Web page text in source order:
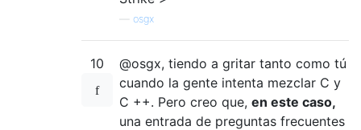
osgx
10
@osgx, tiendo a gritar tanto como tú
cuando la gente intenta mezclar C y
C ++. Pero creo que, en este caso,
una entrada de preguntas frecuentes